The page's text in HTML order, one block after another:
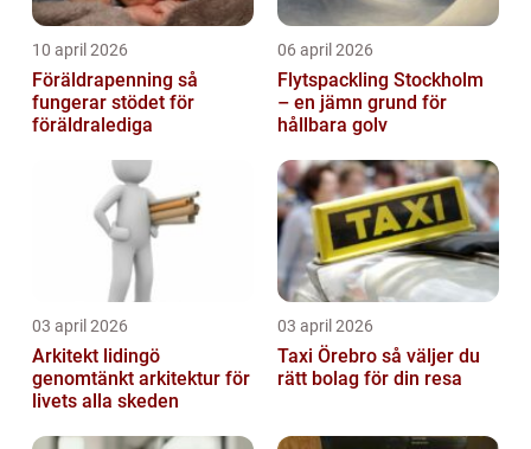
10 april 2026
Föräldrapenning så
fungerar stödet för
föräldralediga
06 april 2026
Flytspackling Stockholm
– en jämn grund för
hållbara golv
03 april 2026
Arkitekt lidingö
genomtänkt arkitektur för
livets alla skeden
03 april 2026
Taxi Örebro så väljer du
rätt bolag för din resa